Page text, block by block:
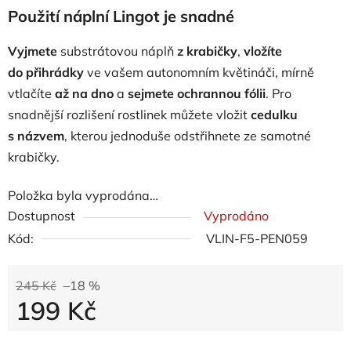
Použití náplní Lingot je snadné
Vyjmete substrátovou náplň z krabičky, vložíte
do přihrádky ve vašem autonomním květináči, mírně
vtlačíte až na dno a sejmete ochrannou fólii. Pro
snadnější rozlišení rostlinek můžete vložit cedulku
s názvem, kterou jednoduše odstřihnete ze samotné
krabičky.
Položka byla vyprodána…
Dostupnost
Vyprodáno
Kód:
VLIN-F5-PEN059
245 Kč –18 %
199 Kč